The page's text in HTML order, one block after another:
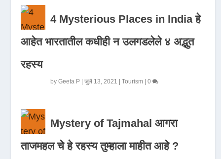
4 Mysterious Places in India हे
आहेत भारतातील कधीही न उलगडलेले ४ अद्भुत
रहस्य
byGeeta P |जुलै 13, 2021 |Tourism |0
Mystery of Tajmahal आगरा
ताजमहल चे हे रहस्य तुम्हाला माहीत आहे ?